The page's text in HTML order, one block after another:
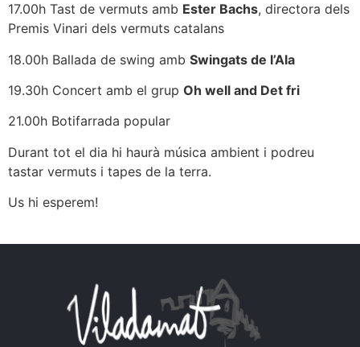
17.00h Tast de vermuts amb Ester Bachs, directora dels
Premis Vinari dels vermuts catalans
18.00h Ballada de swing amb Swingats de l’Ala
19.30h Concert amb el grup Oh well and Det fri
21.00h Botifarrada popular
Durant tot el dia hi haurà música ambient i podreu
tastar vermuts i tapes de la terra.
Us hi esperem!